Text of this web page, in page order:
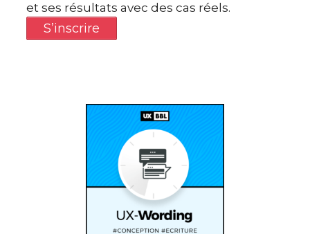
et ses résultats avec des cas réels.
S’inscrire